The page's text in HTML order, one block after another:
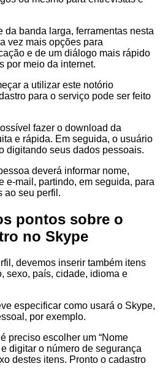
da banda larga, ferramentas nesta
vez mais opções para
e de um diálogo mais rápido
por meio da internet.
a utilizar este notório
para o serviço pode ser feito
fazer o download da
e rápida. Em seguida, o usuário
digitando seus dados pessoais.
deverá informar nome,
e-mail, partindo, em seguida, para
ao seu perfil.
pontos sobre o
no Skype
devemos inserir também itens
sexo, país, cidade, idioma e
especificar como usará o Skype,
por exemplo.
preciso escolher um “Nome
digitar o número de segurança
destes itens. Pronto o cadastro